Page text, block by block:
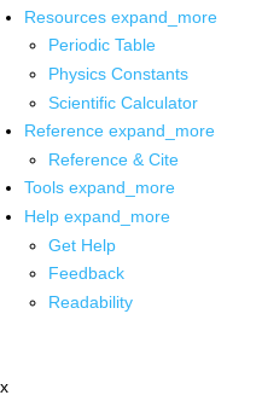
Resources expand_more
Periodic Table
Physics Constants
Scientific Calculator
Reference expand_more
Reference & Cite
Tools expand_more
Help expand_more
Get Help
Feedback
Readability
x